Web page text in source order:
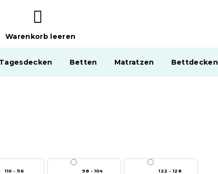
WARENKORB
Warenkorb leeren
Betten Matratzen
110 - 116 98 - 104 122 - 128